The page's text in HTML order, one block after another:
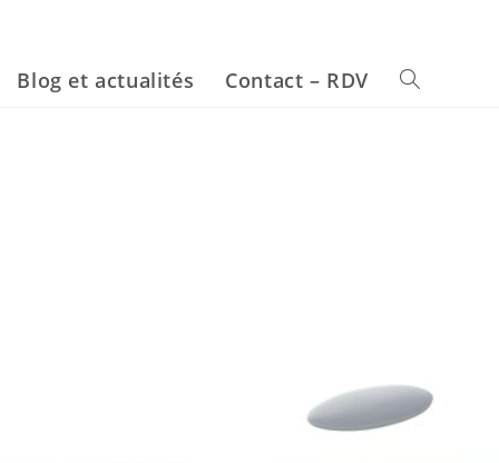
Blog et actualités Contact – RDV Toggle